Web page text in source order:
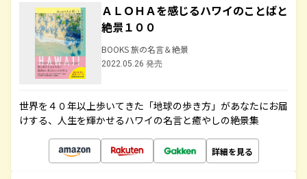
ＡＬＯＨＡを感じるハワイのことばと
絶景１００
BOOKS 旅の名言＆絶景
2022.05.26 発売
世界を４０年以上歩いてきた「地球の歩き方」があなたにお届
けする、人生を輝かせるハワイの名言と癒やしの絶景集
詳細を見る